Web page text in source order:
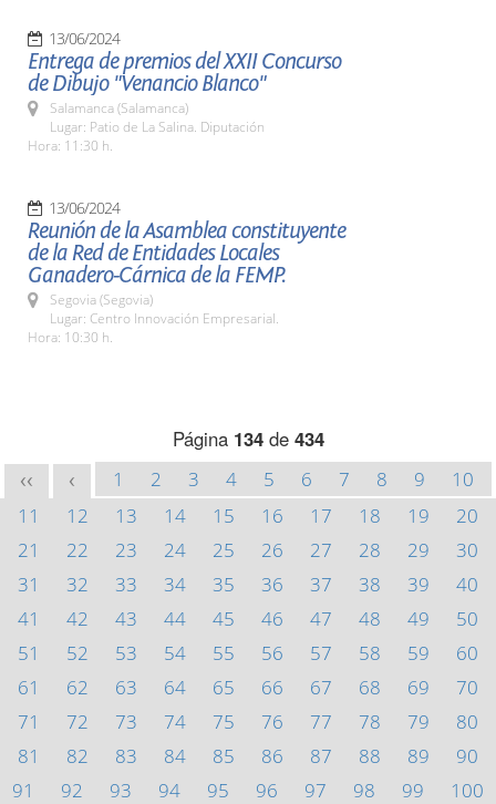
13/06/2024
Entrega de premios del XXII Concurso
de Dibujo "Venancio Blanco"
Salamanca (Salamanca)
Lugar: Patio de La Salina. Diputación
Hora: 11:30 h.
13/06/2024
Reunión de la Asamblea constituyente
de la Red de Entidades Locales
Ganadero-Cárnica de la FEMP.
Segovia (Segovia)
Lugar: Centro Innovación Empresarial.
Hora: 10:30 h.
Página 134de 434
<< < 1 2 3 4 5 6 7 8 9
10
11
12 13 14 15 16 17 18 19
20
21
22 23 24 25 26 27 28 29
30
31
32 33 34 35 36 37 38 39
40
41
42 43 44 45 46 47 48 49
50
51
52 53 54 55 56 57 58 59
60
61
62 63 64 65 66 67 68 69
70
71
72 73 74 75 76 77 78 79
80
81
82 83 84 85 86 87 88 89
90
91
92 93 94 95 96 97 98 99
100